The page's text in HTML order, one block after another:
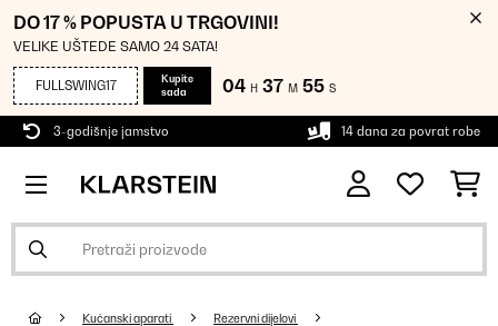
DO 17 % POPUSTA U TRGOVINI!
VELIKE UŠTEDE SAMO 24 SATA!
FULLSWING17
Kupite
sada
04 H 37 M 54 S
3-godišnje jamstvo 14 dana za povrat robe
Kućanski aparati Rezervni dijelovi